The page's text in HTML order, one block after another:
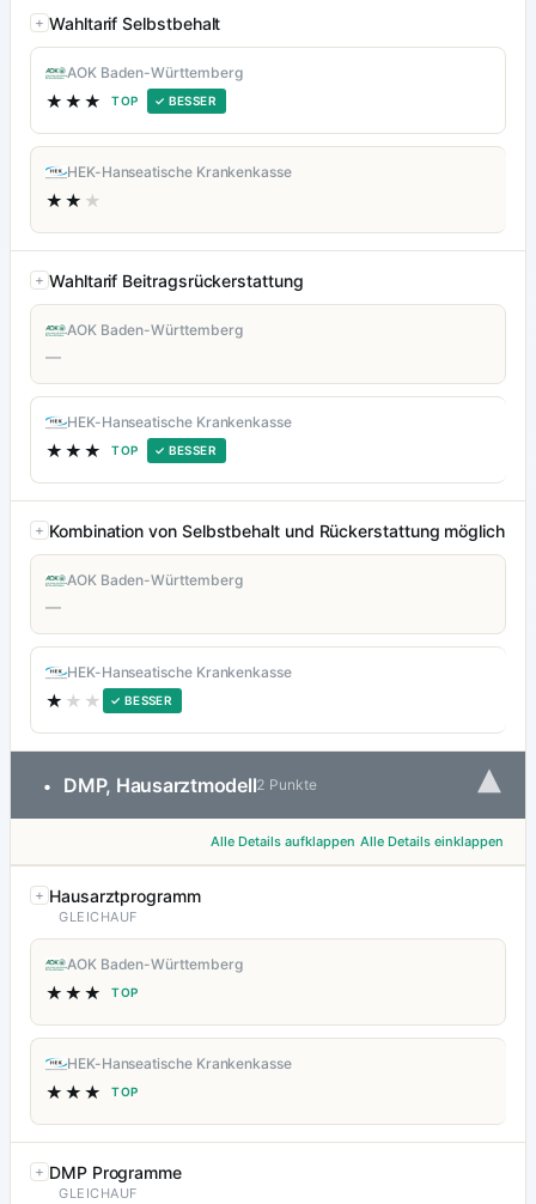
Wahltarif Selbstbehalt
AOK Baden-Württemberg
★★★ TOP ✓ BESSER
HEK-Hanseatische Krankenkasse
★★ ★
Wahltarif Beitragsrückerstattung
AOK Baden-Württemberg
—
HEK-Hanseatische Krankenkasse
★★★ TOP ✓ BESSER
Kombination von Selbstbehalt und Rückerstattung möglich
AOK Baden-Württemberg
—
HEK-Hanseatische Krankenkasse
★ ★★ ✓ BESSER
• DMP, Hausarztmodell2 Punkte ▾
Alle Details aufklappen Alle Details einklappen
Hausarztprogramm
GLEICHAUF
AOK Baden-Württemberg
★★★ TOP
HEK-Hanseatische Krankenkasse
★★★ TOP
DMP Programme
GLEICHAUF